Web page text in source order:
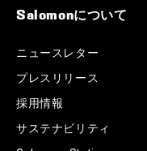
Salomonについて
ニュースレター
プレスリリース
採用情報
サステナビリティ